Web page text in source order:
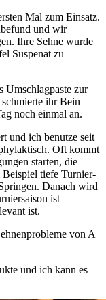
Mal zum Einsatz.
und wir
Ihre Sehne wurde
Suspenat zu
Umschlagpaste zur
ihr Bein
noch einmal an.
und ich benutze seit
Oft kommt
starten, die
Beispiel tiefe Turnier-
Danach wird
ist
ist.
von A
und ich kann es